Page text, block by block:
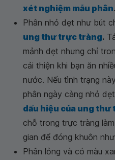
xét nghiệm mẫu phân.
Phân nhỏ dẹt như bút
ung thư trực tràng.
mảnh dẹt nhưng chỉ
cải thiện khi bạn ăn
nước. Nếu tình trạng
phân ngày càng nhỏ
dấu hiệu của ung
chỗ trong trực tràng
gian để đóng khuôn
Phân lỏng và có màu